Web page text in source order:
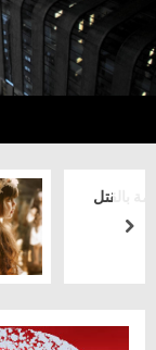
to
content
next